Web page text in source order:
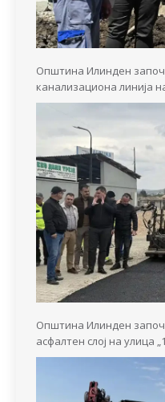
Општина Илинден
канализациона линија
Општина Илинден
асфалтен слој на улица